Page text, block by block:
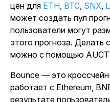
цен для ETH, BTC, SNX,
может создать пул
пользователи могут
этого прогноза. Делать
можно с помощью
Bounce — это
работает с Ethereum,
результате